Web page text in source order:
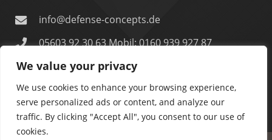
We value your privacy
We use cookies to enhance your browsing experience,
serve personalized ads or content, and analyze our
traffic. By clicking "Accept All", you consent to our use of
cookies.
info@defense-concepts.de
05603 92 30 63 Mobil: 0160 939 927 87
In der Lache 28, 34295 Edermünde